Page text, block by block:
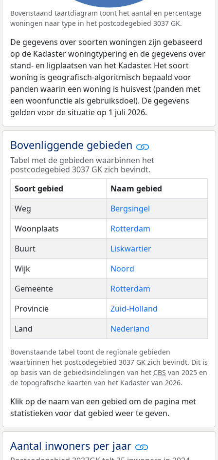
Bovenstaand taartdiagram toont het aantal en percentage
woningen naar type in het postcodegebied 3037 GK.
De gegevens over soorten woningen zijn gebaseerd
op de Kadaster woningtypering en de gegevens over
stand- en ligplaatsen van het Kadaster. Het soort
woning is geografisch-algoritmisch bepaald voor
panden waarin een woning is huisvest (panden met
een woonfunctie als gebruiksdoel). De gegevens
gelden voor de situatie op 1 juli 2026.
Bovenliggende gebieden
Tabel met de gebieden waarbinnen het
postcodegebied 3037 GK zich bevindt.
Soort gebied
Naam gebied
Weg
Bergsingel
Woonplaats
Rotterdam
Buurt
Liskwartier
Wijk
Noord
Gemeente
Rotterdam
Provincie
Zuid-Holland
Land
Nederland
Bovenstaande tabel toont de regionale gebieden
waarbinnen het postcodegebied 3037 GK zich bevindt. Dit is
op basis van de gebiedsindelingen van het CBS van 2025 en
de topografische kaarten van het Kadaster van 2026.
Klik op de naam van een gebied om de pagina met
statistieken voor dat gebied weer te geven.
Aantal inwoners per jaar